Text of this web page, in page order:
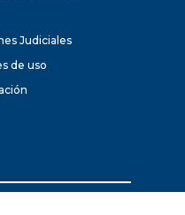
Judiciales
de uso